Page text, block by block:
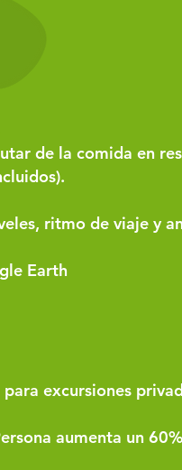
de la comida en
ritmo de viaje y
Earth
excursiones
aumenta un 60%​